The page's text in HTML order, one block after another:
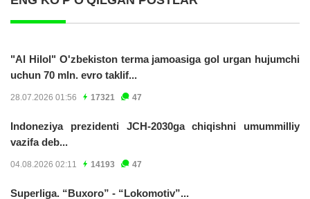
"Al Hilol" O'zbekiston terma jamoasiga gol urgan hujumchi
uchun 70 mln. evro taklif...
28.07.2026 01:56 17321 47
Indoneziya prezidenti JCH-2030ga chiqishni umummilliy
vazifa deb...
04.08.2026 02:11 14193 47
Superliga. “Buxoro” - “Lokomotiv”...